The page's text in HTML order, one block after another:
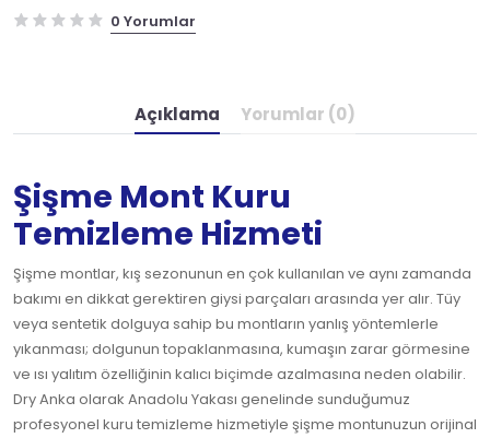
0 Yorumlar
Açıklama Yorumlar (0)
Şişme Mont Kuru
Temizleme Hizmeti
Şişme montlar, kış sezonunun en çok kullanılan ve aynı zamanda
bakımı en dikkat gerektiren giysi parçaları arasında yer alır. Tüy
veya sentetik dolguya sahip bu montların yanlış yöntemlerle
yıkanması; dolgunun topaklanmasına, kumaşın zarar görmesine
ve ısı yalıtım özelliğinin kalıcı biçimde azalmasına neden olabilir.
Dry Anka olarak Anadolu Yakası genelinde sunduğumuz
profesyonel kuru temizleme hizmetiyle şişme montunuzun orijinal